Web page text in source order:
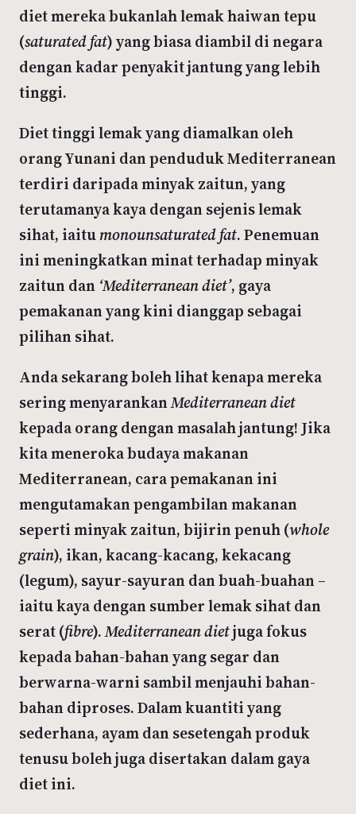
diet mereka bukanlah lemak haiwan tepu
(saturated fat) yang biasa diambil di negara
dengan kadar penyakit jantung yang lebih
tinggi.
Diet tinggi lemak yang diamalkan oleh
orang Yunani dan penduduk Mediterranean
terdiri daripada minyak zaitun, yang
terutamanya kaya dengan sejenis lemak
sihat, iaitumonounsaturated fat. Penemuan
ini meningkatkan minat terhadap minyak
zaitun dan ‘Mediterranean diet’, gaya
pemakanan yang kini dianggap sebagai
pilihan sihat.
Anda sekarang boleh lihat kenapa mereka
sering menyarankanMediterranean diet
kepada orang dengan masalah jantung! Jika
kita meneroka budaya makanan
Mediterranean, cara pemakanan ini
mengutamakan pengambilan makanan
seperti minyak zaitun, bijirin penuh (whole
grain), ikan, kacang-kacang, kekacang
(legum), sayur-sayuran dan buah-buahan –
iaitu kaya dengan sumber lemak sihat dan
serat (fibre).Mediterranean dietjuga fokus
kepada bahan-bahan yang segar dan
berwarna-warni sambil menjauhi bahan-
bahan diproses. Dalam kuantiti yang
sederhana, ayam dan sesetengah produk
tenusu boleh juga disertakan dalam gaya
diet ini.